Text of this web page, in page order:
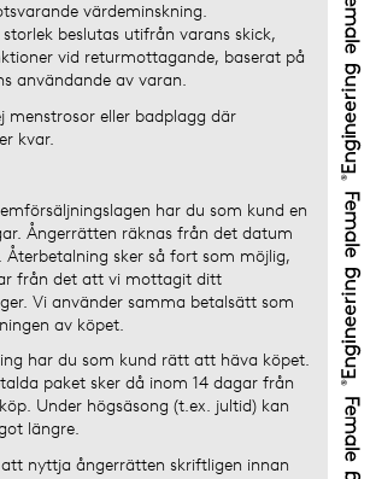
värdeminskning.
beslutas utifrån varans skick,
vid returmottagande, baserat på
användande av varan.
menstrosor eller badplagg där
kvar.
har du som kund en
Ångerrätten räknas från det datum
sker så fort som möjlig,
från det att vi mottagit ditt
Vi använder samma betalsätt som
av köpet.
har du som kund rätt att häva köpet.
paket sker då inom 14 dagar från
Under högsäsong (t.ex. jultid) kan
längre.
nyttja ångerrätten skriftligen innan